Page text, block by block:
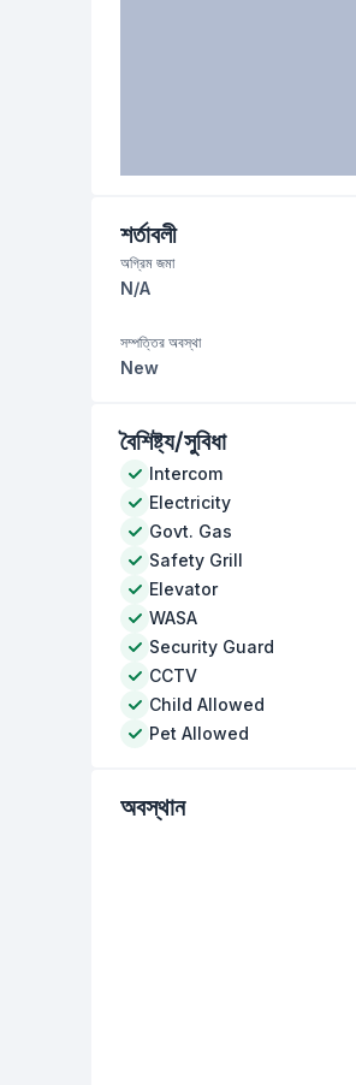
শর্তাবলী
অগ্রিম জমা
N/A
সম্পত্তির অবস্থা
New
বৈশিষ্ট্য/সুবিধা
Intercom
Electricity
Govt. Gas
Safety Grill
Elevator
WASA
Security Guard
CCTV
Child Allowed
Pet Allowed
অবস্থান